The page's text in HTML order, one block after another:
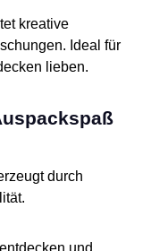
kreative
Ideal für
lieben.
durch